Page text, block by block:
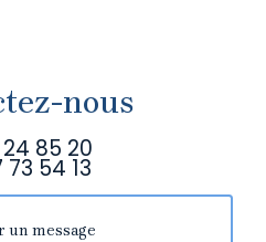
nous
24 85 20
73 54 13
un message